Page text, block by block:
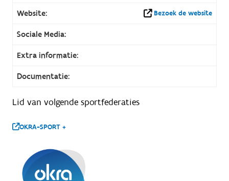
Website: Bezoek de website
Sociale Media:
Extra informatie:
Documentatie:
Lid van volgende sportfederaties
OKRA-SPORT +